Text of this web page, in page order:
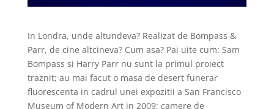
In Londra, unde altundeva? Realizat de Bompass &
Parr, de cine altcineva? Cum asa? Pai uite cum: Sam
Bompass si Harry Parr nu sunt la primul proiect
traznit; au mai facut o masa de desert funerar
fluorescenta in cadrul unei expozitii a San Francisco
Museum of Modern Art in 2009; camere de